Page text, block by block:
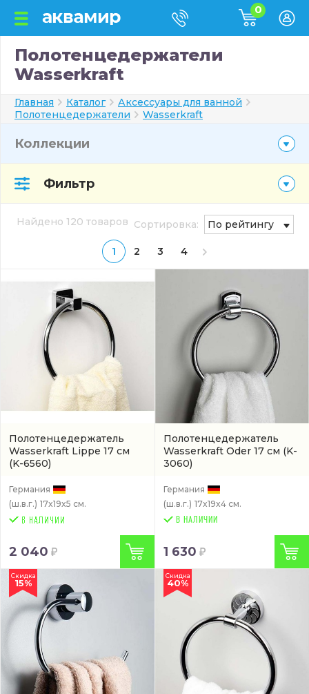
0
Полотенцедержатели
Wasserkraft
Главная Каталог
Аксессуары для ванной
Полотенцедержатели
Wasserkraft
Коллекции
Фильтр
Найдено 120 товаров
1 2 3 4
Сортировка: По рейтингу
Полотенцедержатель
Wasserkraft Lippe 17 см
(K-6560)
Германия
(ш.в.г.) 17x19x5 см.
2 040
Полотенцедержатель
Wasserkraft Oder 17 см (K-
3060)
Германия
(ш.в.г.) 17x19x4 см.
В НАЛИЧИИ
1 630
Скидка
15%
Скидка
40%